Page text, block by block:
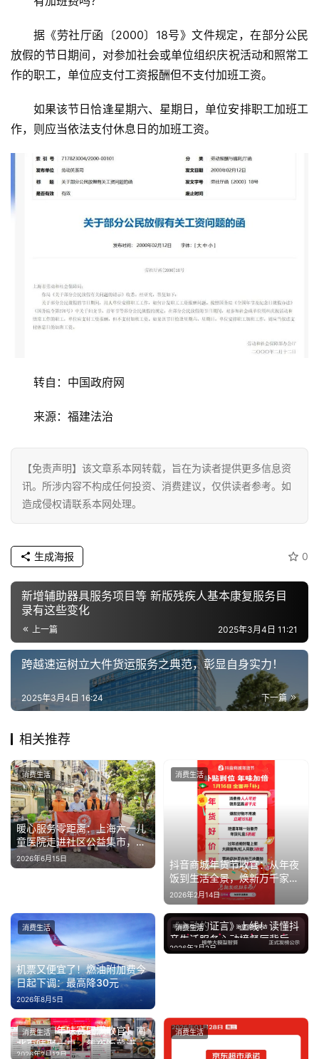
商
消
新
能
源
据《劳社厅函〔2000〕18号》文件规定，在部分公民
放假的节日期间，对参加社会或单位组织庆祝活动和照常工
作的职工，单位应支付工资报酬但不支付加班工资。
如果该节日恰逢星期六、星期日，单位安排职工加班工
作，则应当依法支付休息日的加班工资。
转自：中国政府网
来源：福建法治
【免责声明】该文章系本网转载，旨在为读者提供更多信息资
讯。所涉内容不构成任何投资、消费建议，仅供读者参考。如
造成侵权请联系本网处理。
0
生成海报
新增辅助器具服务项目等 新版残疾人基本康复服务目
录有这些变化
上一篇 2025年3月4日 11:21
跨越速运树立大件货运服务之典范，彰显自身实力！
下一篇
2025年3月4日 16:24
相关推荐
暖心服务零距离：上海六一儿
童医院走进社区公益集市，传
递专业健康关怀
2026年6月15日
消费生活
抖音商城年货节收官：从年夜
饭到生活全景，焕新万千家庭
年味体验
2026年2月14日
消费生活
机票又便宜了！燃油附加费今
日起下调：最高降30元
2026年8月5日
消费生活
《心动的证言》上线！读懂抖
音生活服务心动榜餐厅背后的
评选标准
2026年7月2日
消费生活
百大厨神年味赛圆满收官！南
北百味聚一桌，年夜饭菜谱藏
2026年2月12日
消费生活 消费生活